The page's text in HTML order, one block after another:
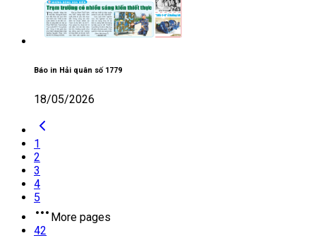
Báo in Hải quân số 1779
18/05/2026
1
2
3
4
5
More pages
42